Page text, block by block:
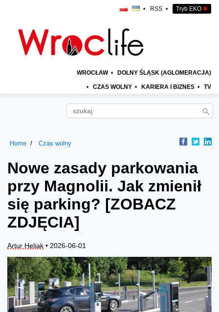
• RSS • Tryb EKO ✖
WROCŁAW • DOLNY ŚLĄSK (AGLOMERACJA)
• CZAS WOLNY • KARIERA I BIZNES • TV
Home Czas wolny
Nowe zasady parkowania
przy Magnolii. Jak zmienił
się parking? [ZOBACZ
ZDJĘCIA]
Artur Heliak • 2026-06-01